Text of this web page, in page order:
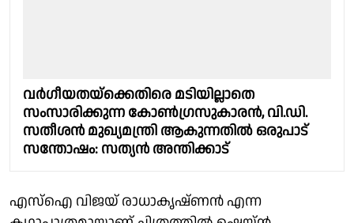
വർഗീയതയ്‌ക്കെതിരെ മടിയില്ലാതെ
സംസാരിക്കുന്ന കോൺഗ്രസുകാരൻ, വി.ഡി.
സതീശൻ മുഖ്യമന്ത്രി ആകുന്നതിൽ ഒരുപാട്
സന്തോഷം: സത്യൻ അന്തിക്കാട്
എസ്ഐ വിജയ് രാധാകൃഷ്ണൻ എന്ന